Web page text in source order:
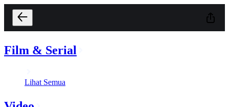
Film & Serial
Lihat Semua